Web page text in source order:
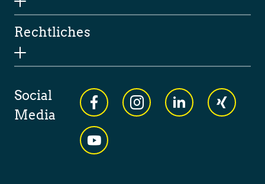
Rechtliches
Social
Media